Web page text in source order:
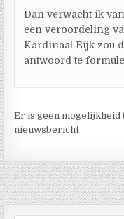
Dan verwacht ik
een veroordeling
Kardinaal Eijk zou
antwoord te
Er is geen mogelijkheid
nieuwsbericht